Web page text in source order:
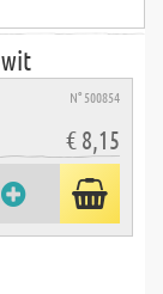
N° 500854
€ 8,15